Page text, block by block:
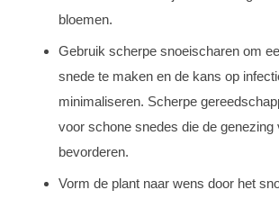
bloemen.
Gebruik scherpe snoeischaren om
snede te maken en de kans op
minimaliseren. Scherpe
voor schone snedes die de genezing
bevorderen.
Vorm de plant naar wens door het